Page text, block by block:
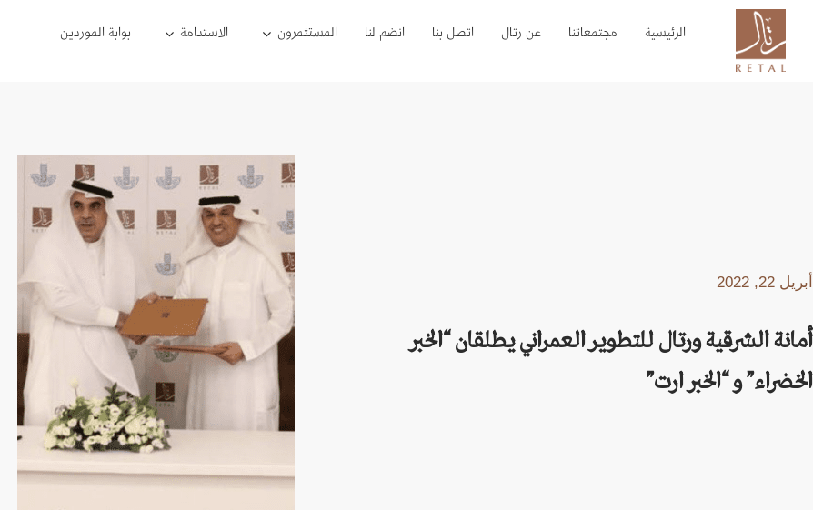
الرئيسية مجتمعاتنا عن رتال اتصل بنا انضم لنا المستثمرون الاستدامة بوابة الموردين
أبريل 22, 2022
أمانة الشرقية ورتال للتطوير العمراني يطلقان “الخبر
الخضراء” و “الخبر ارت”